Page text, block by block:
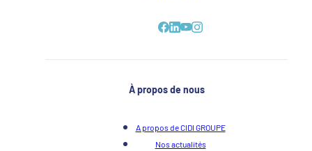
À propos de nous
A propos de CIDI GROUPE
Nos actualités